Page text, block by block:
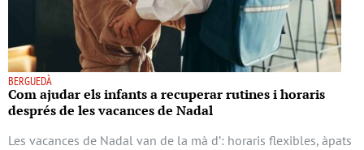
BERGUEDÀ
Com ajudar els infants a recuperar rutines i horaris
després de les vacances de Nadal
Les vacances de Nadal van de la mà d’: horaris flexibles, àpats